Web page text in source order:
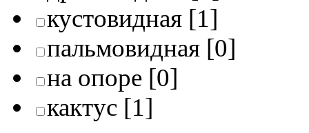
кустовидная [1]
пальмовидная [0]
на опоре [0]
кактус [1]